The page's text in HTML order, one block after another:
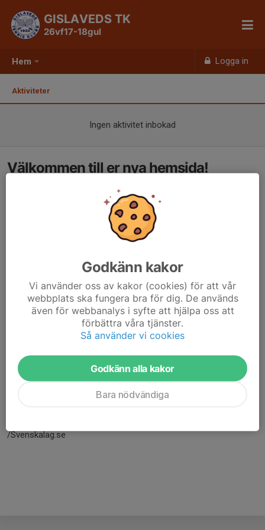
Hem Logga in
GISLAVEDS TK
26vf17-18gul
Aktiviteter
Ingen aktivitet inbokad
Välkommen till er nya hemsida!
Här hamnar automatiskt de senaste nyheterna på hemsidan. För
att kunna börja administrera hemsidan loggar du in högst upp till
/Svenskalag.se
Godkänn kakor
Vi använder oss av kakor (cookies) för att vår
webbplats ska fungera bra för dig. De används
även för webbanalys i syfte att hjälpa oss att
förbättra våra tjänster.
Så använder vi cookies
Godkänn alla kakor
Bara nödvändiga